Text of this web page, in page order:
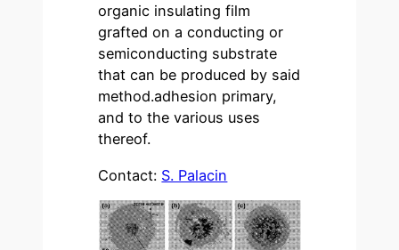
organic insulating film
grafted on a conducting or
semiconducting substrate
that can be produced by said
method.adhesion primary,
and to the various uses
thereof.
Contact: S. Palacin